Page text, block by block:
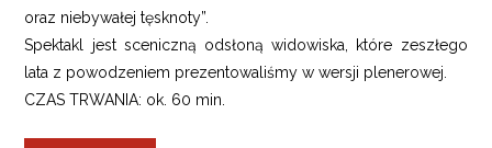
oraz niebywałej tęsknoty”.
Spektakl jest sceniczną odsłoną widowiska, które zeszłego
lata z powodzeniem prezentowaliśmy w wersji plenerowej.
CZAS TRWANIA: ok. 60 min.